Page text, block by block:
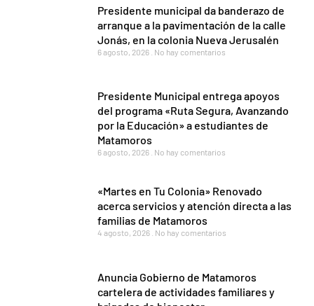
Presidente municipal da banderazo de
arranque a la pavimentación de la calle
Jonás, en la colonia Nueva Jerusalén
6 agosto, 2026 No hay comentarios
Presidente Municipal entrega apoyos
del programa «Ruta Segura, Avanzando
por la Educación» a estudiantes de
Matamoros
6 agosto, 2026 No hay comentarios
«Martes en Tu Colonia» Renovado
acerca servicios y atención directa a las
familias de Matamoros
4 agosto, 2026 No hay comentarios
Anuncia Gobierno de Matamoros
cartelera de actividades familiares y